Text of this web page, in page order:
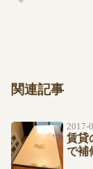
関連記事
2017-
賃貸
で補